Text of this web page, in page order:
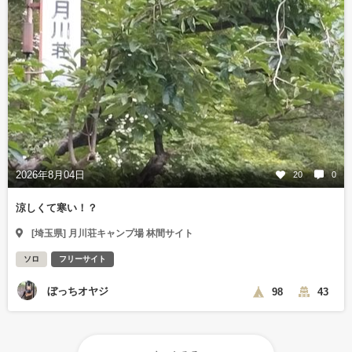
2026年8月04日 20 0
涼しくて寒い！？
[埼玉県] 月川荘キャンプ場 林間サイト
ソロ フリーサイト
ぼっちオヤジ 98 43